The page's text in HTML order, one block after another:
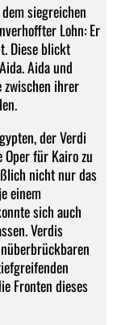
siegreichen
Lohn: Er
Diese blickt
Aida und
zwischen ihrer
der Verdi
Oper für Kairo zu
nicht nur das
einem
sich auch
Verdis
Fronten dieses